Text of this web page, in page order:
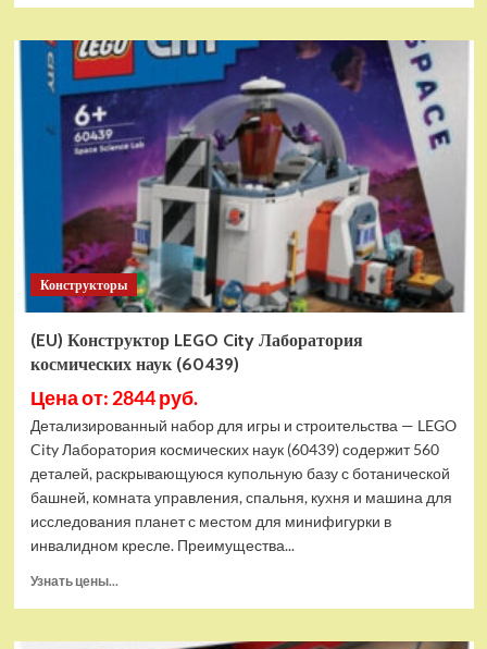
(EU)
Конструктор
LEGO
Technic
Экскаватор-
погрузчик
(42197)
Конструкторы
(EU) Конструктор LEGO City Лаборатория
космических наук (60439)
Цена от: 2844 руб.
Детализированный набор для игры и строительства — LEGO
City Лаборатория космических наук (60439) содержит 560
деталей, раскрывающуюся купольную базу с ботанической
башней, комната управления, спальня, кухня и машина для
исследования планет с местом для минифигурки в
инвалидном кресле. Преимущества...
Узнать цены...
(EU)